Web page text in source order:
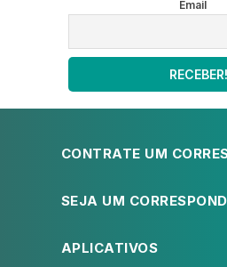
Email
CONTRATE UM
SEJA UM
APLICATIVOS